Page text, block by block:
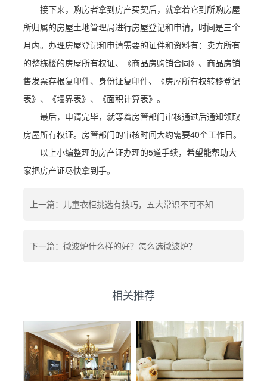
接下来，购房者拿到房产买契后，就拿着它到所购房屋
所归属的房屋土地管理局进行房屋登记和申请，时间是三个
月内。办理房屋登记和申请需要的证件和资料有：卖方所有
的整栋楼的房屋所有权证、《商品房购销合同》、商品房销
售发票存根复印件、身份证复印件、《房屋所有权转移登记
表》、《墙界表》、《面积计算表》。
最后，申请完毕，就等着房管部门审核通过后通知领取
房屋所有权证。房管部门的审核时间大约需要40个工作日。
以上小编整理的房产证办理的5道手续，希望能帮助大
家把房产证尽快拿到手。
上一篇：儿童衣柜挑选有技巧，五大常识不可不知
下一篇：微波炉什么样的好？怎么选微波炉？
相关推荐